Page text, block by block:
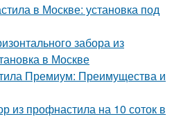
в Москве: установка под
забора из
в Москве
Премиум: Преимущества и
из профнастила на 10 соток в